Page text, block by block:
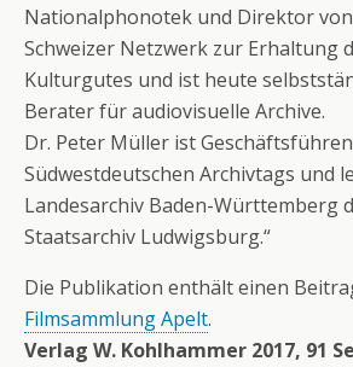
Nationalphonotek und Direktor von
Schweizer Netzwerk zur Erhaltung
Kulturgutes und ist heute
Berater für audiovisuelle Archive.
Dr. Peter Müller ist
Südwestdeutschen Archivtags und
Landesarchiv Baden-Württemberg
Staatsarchiv Ludwigsburg.“
Die Publikation enthält einen
Filmsammlung Apelt.
Verlag W. Kohlhammer 2017, 91